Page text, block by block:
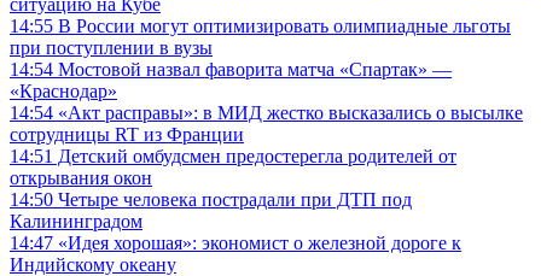
14:55 В России могут оптимизировать олимпиадные льготы
при поступлении в вузы
14:54 Мостовой назвал фаворита матча «Спартак» —
«Краснодар»
14:54 «Акт расправы»: в МИД жестко высказались о высылке
сотрудницы RT из Франции
14:51 Детский омбудсмен предостерегла родителей от
открывания окон
14:50 Четыре человека пострадали при ДТП под
Калининградом
14:47 «Идея хорошая»: экономист о железной дороге к
Индийскому океану